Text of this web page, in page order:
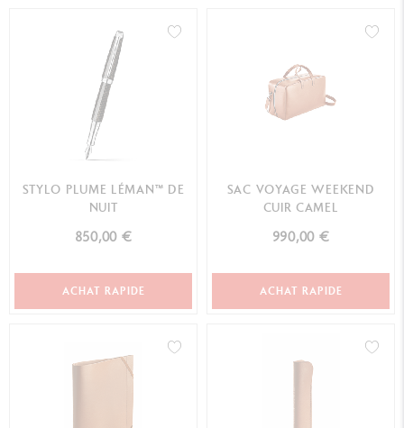
STYLO PLUME LÉMAN™ DE
NUIT
850,00 €
ACHAT RAPIDE
SAC VOYAGE WEEKEND
CUIR CAMEL
990,00 €
ACHAT RAPIDE